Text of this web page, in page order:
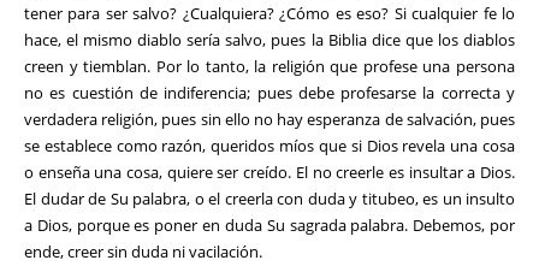
tener para ser salvo? ¿Cualquiera? ¿Cómo es eso? Si cualquier fe lo
hace, el mismo diablo sería salvo, pues la Biblia dice que los diablos
creen y tiemblan. Por lo tanto, la religión que profese una persona
no es cuestión de indiferencia; pues debe profesarse la correcta y
verdadera religión, pues sin ello no hay esperanza de salvación, pues
se establece como razón, queridos míos que si Dios revela una cosa
o enseña una cosa, quiere ser creído. El no creerle es insultar a Dios.
El dudar de Su palabra, o el creerla con duda y titubeo, es un insulto
a Dios, porque es poner en duda Su sagrada palabra. Debemos, por
ende, creer sin duda ni vacilación.